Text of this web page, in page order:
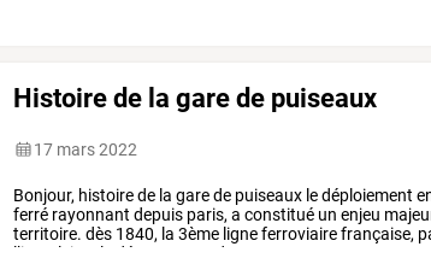
Histoire de la gare de puiseaux
17 mars 2022
Bonjour, histoirede la garede puiseaux ledéploiement
ferré rayonnant depuis paris, a constitué un enjeu
territoire. dès 1840, la 3ème ligneferroviairefrançaise,
l’impulsion,
le département de